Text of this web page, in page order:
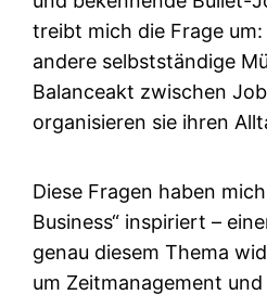
treibt mich die Frage
andere selbstständige
Balanceakt zwischen
organisieren sie ihren
Diese Fragen haben
Business“ inspiriert –
genau diesem Thema
um Zeitmanagement